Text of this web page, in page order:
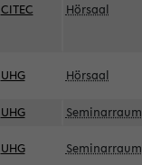
CITEC Hörsaal
UHG Hörsaal
UHG Seminarraum
UHG Seminarraum